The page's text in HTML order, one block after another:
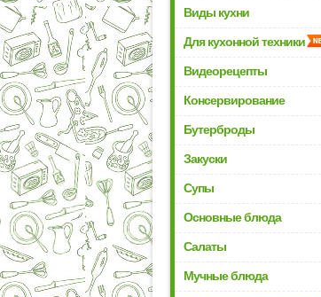
Виды кухни
Для кухонной техники
Видеорецепты
Консервирование
Бутерброды
Закуски
Супы
Основные блюда
Салаты
Мучные блюда